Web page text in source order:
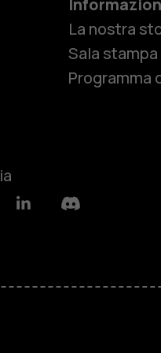
La nostra
Sala stampa
Programma
LinkedinDiscord